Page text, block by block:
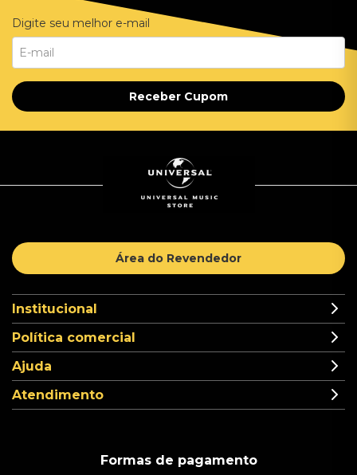
Digite seu melhor e-mail
Receber Cupom
Área do Revendedor
Institucional
Política comercial
Ajuda
Atendimento
Formas de pagamento